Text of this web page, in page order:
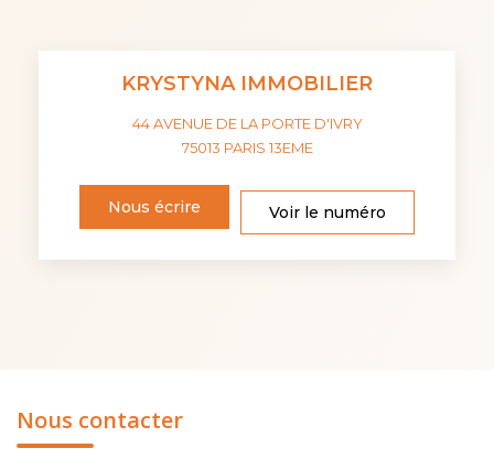
KRYSTYNA IMMOBILIER
44 AVENUE DE LA PORTE D'IVRY
75013 PARIS 13EME
Nous écrire Voir le numéro
Nous contacter